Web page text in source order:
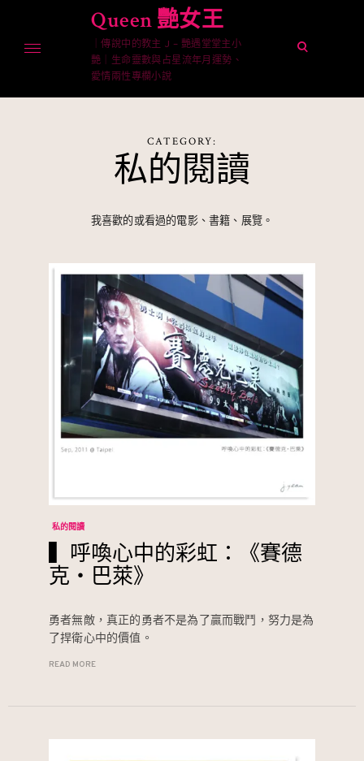
content
Queen 艷女王
｜傳說中的教主 J – 艷遇堂堂主小
艷｜生命靈數與占星流年月運勢、
愛情兩性專欄小說
open
CATEGORY:
私的閱讀
我喜歡的或看過的電影、書籍、展覽。
私的閱讀
▍呼喚心中的彩虹：《賽德
克‧巴萊》
勇者無敵，真正的勇者不是為了贏而戰鬥，努力是為
了捍衛心中的價值。
READ MORE